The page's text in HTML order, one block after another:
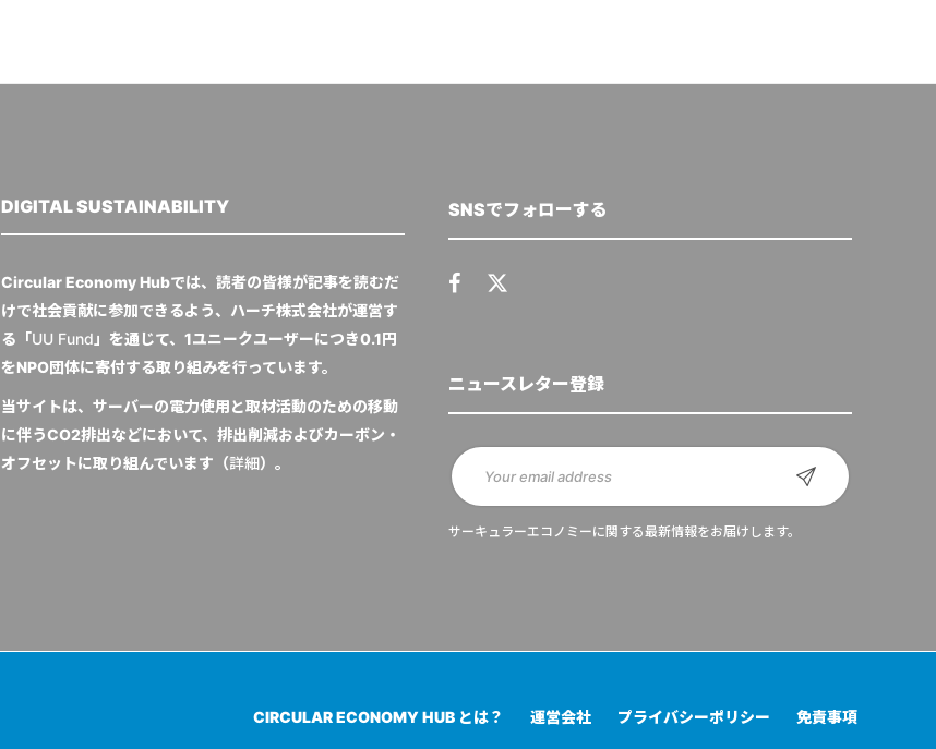
DIGITAL SUSTAINABILITY
Circular Economy Hubでは、読者の皆様が記事を読むだ
けで社会貢献に参加できるよう、ハーチ株式会社が運営す
る「UU Fund」を通じて、1ユニークユーザーにつき0.1円
をNPO団体に寄付する取り組みを行っています。
当サイトは、サーバーの電力使用と取材活動のための移動
に伴うCO2排出などにおいて、排出削減およびカーボン・
オフセットに取り組んでいます（詳細）。
SNSでフォローする
ニュースレター登録
サーキュラーエコノミーに関する最新情報をお届けします。
CIRCULAR ECONOMY HUB とは？ 運営会社 プライバシーポリシー 免責事項